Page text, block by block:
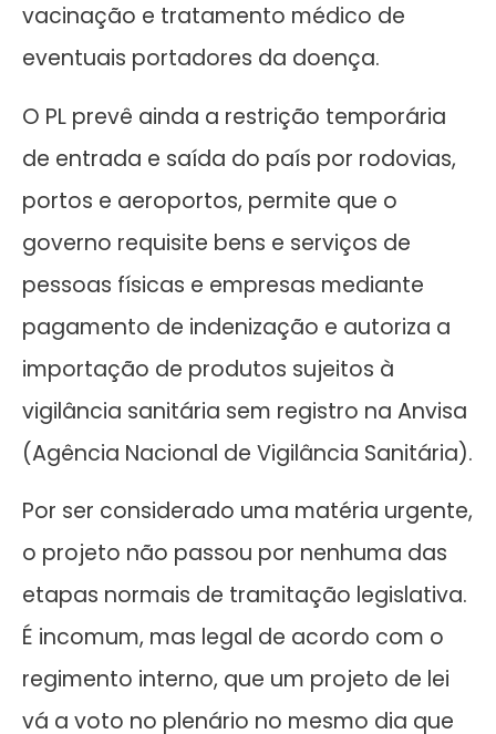
vacinação e tratamento médico de
eventuais portadores da doença.
O PL prevê ainda a restrição temporária
de entrada e saída do país por rodovias,
portos e aeroportos, permite que o
governo requisite bens e serviços de
pessoas físicas e empresas mediante
pagamento de indenização e autoriza a
importação de produtos sujeitos à
vigilância sanitária sem registro na Anvisa
(Agência Nacional de Vigilância Sanitária).
Por ser considerado uma matéria urgente,
o projeto não passou por nenhuma das
etapas normais de tramitação legislativa.
É incomum, mas legal de acordo com o
regimento interno, que um projeto de lei
vá a voto no plenário no mesmo dia que